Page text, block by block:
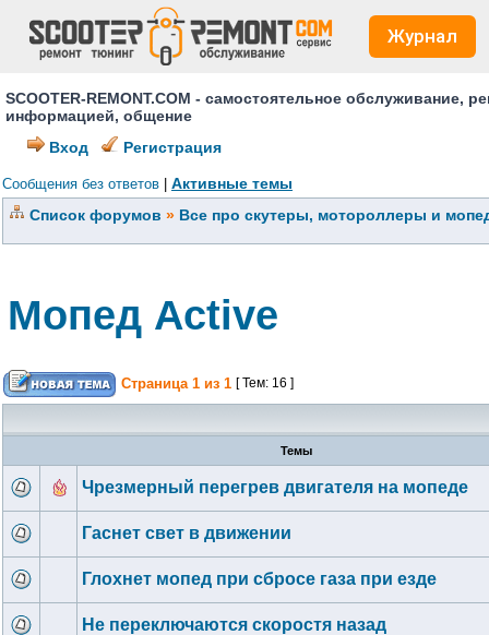
Журнал
SCOOTER-REMONT.COM - самостоятельное
информацией, общение
Вход
Регистрация
Сообщения без ответов
Активные темы
Список форумов » Все про скутеры, мотороллеры и
Мопед Active
Страница 1 из 1 [ Тем: 16 ]
Темы
Чрезмерный перегрев двигателя на мопеде
Гаснет свет в движении
Глохнет мопед при сбросе газа при езде
Не переключаются скоростя назад